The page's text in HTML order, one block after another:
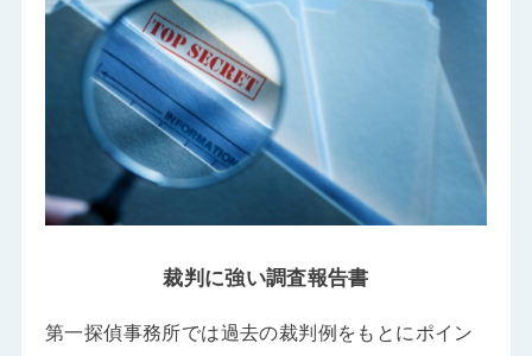
裁判に強い調査報告書
第一探偵事務所では過去の裁判例をもとにポイン